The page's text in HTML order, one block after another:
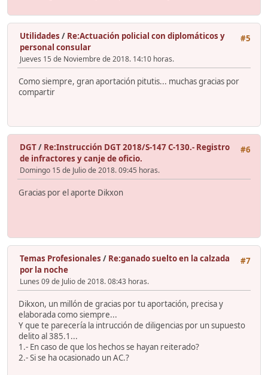
#5
Utilidades / Re:Actuación policial con diplomáticos y
personal consular
Jueves 15 de Noviembre de 2018. 14:10 horas.
Como siempre, gran aportación pitutis... muchas gracias por
compartir
#6
DGT/ Re:Instrucción DGT 2018/S-147 C-130.- Registro
de infractores y canje de oficio.
Domingo 15 de Julio de 2018. 09:45 horas.
Gracias por el aporte Dikxon
#7
Temas Profesionales / Re:ganado suelto en la calzada
por la noche
Lunes 09 de Julio de 2018. 08:43 horas.
Dikxon, un millón de gracias por tu aportación, precisa y
elaborada como siempre...
Y que te parecería la intrucción de diligencias por un supuesto
delito al 385.1...
1.- En caso de que los hechos se hayan reiterado?
2.- Si se ha ocasionado un AC.?